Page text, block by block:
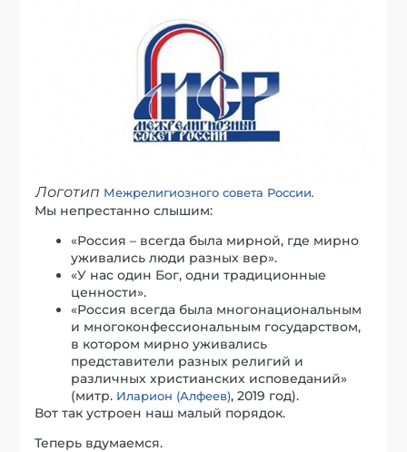
Логотип Межрелигиозного совета России.
Мы непрестанно слышим:
«Россия – всегда была мирной, где мирно
уживались люди разных вер».
«У нас один Бог, одни традиционные
ценности».
«Россия всегда была многонациональным
и многоконфессиональным государством,
в котором мирно уживались
представители разных религий и
различных христианских исповеданий»
(митр. Иларион (Алфеев), 2019 год).
Вот так устроен наш малый порядок.
Теперь вдумаемся.